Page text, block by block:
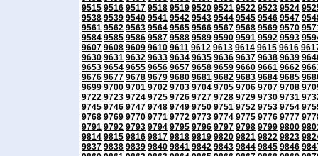
9515 9516 9517 9518 9519 9520 9521 9522 9523 9524
9538 9539 9540 9541 9542 9543 9544 9545 9546 9547
9561 9562 9563 9564 9565 9566 9567 9568 9569 9570
9584 9585 9586 9587 9588 9589 9590 9591 9592 9593
9607 9608 9609 9610 9611 9612 9613 9614 9615 9616
9630 9631 9632 9633 9634 9635 9636 9637 9638 9639
9653 9654 9655 9656 9657 9658 9659 9660 9661 9662
9676 9677 9678 9679 9680 9681 9682 9683 9684 9685
9699 9700 9701 9702 9703 9704 9705 9706 9707 9708
9722 9723 9724 9725 9726 9727 9728 9729 9730 9731
9745 9746 9747 9748 9749 9750 9751 9752 9753 9754
9768 9769 9770 9771 9772 9773 9774 9775 9776 9777
9791 9792 9793 9794 9795 9796 9797 9798 9799 9800
9814 9815 9816 9817 9818 9819 9820 9821 9822 9823
9837 9838 9839 9840 9841 9842 9843 9844 9845 9846